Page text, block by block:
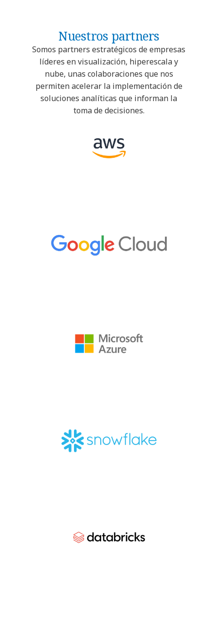
Nuestros partners
Somos partners estratégicos de empresas
líderes en visualización, hiperescala y
nube, unas colaboraciones que nos
permiten acelerar la implementación de
soluciones analíticas que informan la
toma de decisiones.